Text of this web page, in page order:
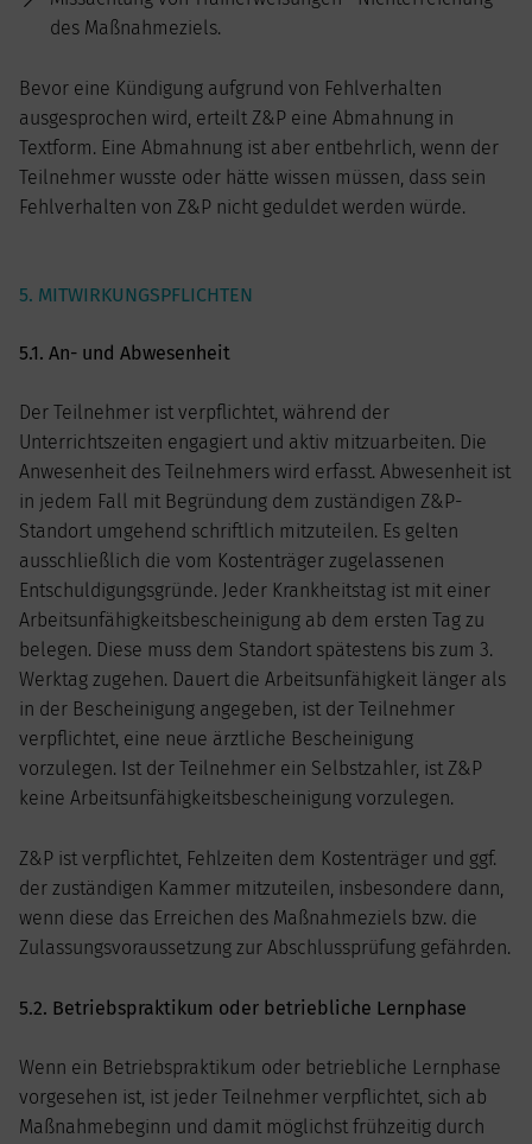
des Maßnahmeziels.
Bevor eine Kündigung aufgrund von Fehlverhalten
ausgesprochen wird, erteilt Z&P eine Abmahnung in
Textform. Eine Abmahnung ist aber entbehrlich, wenn der
Teilnehmer wusste oder hätte wissen müssen, dass sein
Fehlverhalten von Z&P nicht geduldet werden würde.
5. MITWIRKUNGSPFLICHTEN
5.1. An- und Abwesenheit
Der Teilnehmer ist verpflichtet, während der
Unterrichtszeiten engagiert und aktiv mitzuarbeiten. Die
Anwesenheit des Teilnehmers wird erfasst. Abwesenheit ist
in jedem Fall mit Begründung dem zuständigen Z&P-
Standort umgehend schriftlich mitzuteilen. Es gelten
ausschließlich die vom Kostenträger zugelassenen
Entschuldigungsgründe. Jeder Krankheitstag ist mit einer
Arbeitsunfähigkeitsbescheinigung ab dem ersten Tag zu
belegen. Diese muss dem Standort spätestens bis zum 3.
Werktag zugehen. Dauert die Arbeitsunfähigkeit länger als
in der Bescheinigung angegeben, ist der Teilnehmer
verpflichtet, eine neue ärztliche Bescheinigung
vorzulegen. Ist der Teilnehmer ein Selbstzahler, ist Z&P
keine Arbeitsunfähigkeitsbescheinigung vorzulegen.
Z&P ist verpflichtet, Fehlzeiten dem Kostenträger und ggf.
der zuständigen Kammer mitzuteilen, insbesondere dann,
wenn diese das Erreichen des Maßnahmeziels bzw. die
Zulassungsvoraussetzung zur Abschlussprüfung gefährden.
5.2. Betriebspraktikum oder betriebliche Lernphase
Wenn ein Betriebspraktikum oder betriebliche Lernphase
vorgesehen ist, ist jeder Teilnehmer verpflichtet, sich ab
Maßnahmebeginn und damit möglichst frühzeitig durch